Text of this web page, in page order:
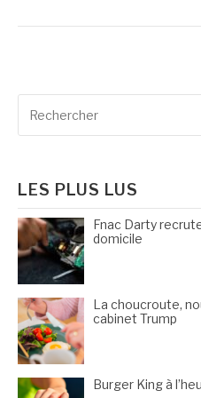
LES PLUS LUS
Fnac Darty
domicile
La choucroute,
cabinet Trump
Burger King à